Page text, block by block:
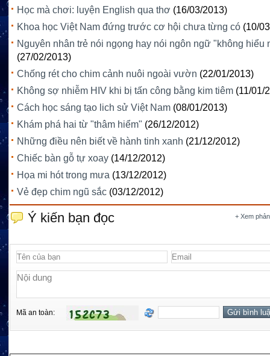
Học mà chơi: luyện English qua thơ (16/03/2013)
Khoa học Việt Nam đứng trước cơ hội chưa từng có (10/
Nguyên nhân trẻ nói ngọng hay nói ngôn ngữ "không hiểu
(27/02/2013)
Chống rét cho chim cảnh nuôi ngoài vườn (22/01/2013)
Không sợ nhiễm HIV khi bị tấn công bằng kim tiêm (11/01/
Cách học sáng tạo lich sử Việt Nam (08/01/2013)
Khám phá hai từ "thâm hiểm" (26/12/2012)
Những điều nên biết về hành tinh xanh (21/12/2012)
Chiếc bàn gỗ tự xoay (14/12/2012)
Họa mi hót trong mưa (13/12/2012)
Vẻ đẹp chim ngũ sắc (03/12/2012)
+ Xem
Ý kiến bạn đọc
Mã an toàn: